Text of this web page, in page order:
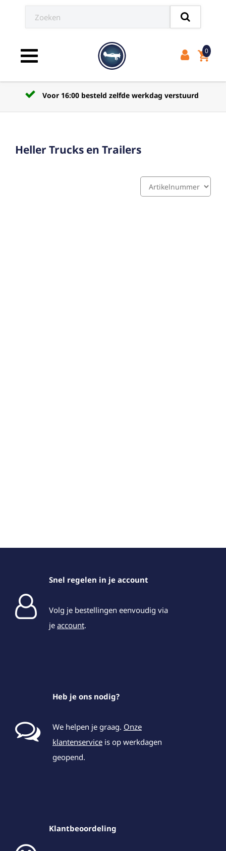
Toggle navigation shopping_cart
0
Voor 16:00 besteld zelfde werkdag verstuurd
Heller Trucks en Trailers
Snel regelen in je account
Volg je bestellingen eenvoudig via
je account.
Heb je ons nodig?
We helpen je graag. Onze
klantenservice is op werkdagen
geopend.
Klantbeoordeling